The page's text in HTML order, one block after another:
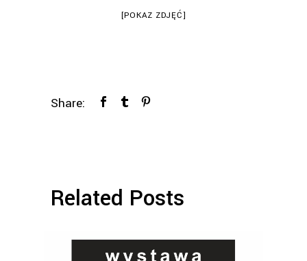
[POKAZ ZDJĘĆ]
Share:
Related Posts